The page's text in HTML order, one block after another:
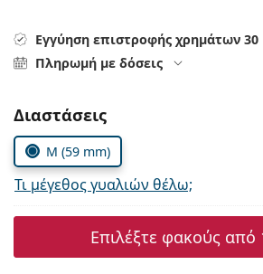
Prada
Εγγύηση επιστροφής χρημάτων
Πληρωμή με δόσεις
Συμπληρώστε τις
Διαστάσεις
M (59 mm)
Τι μέγεθος γυαλιών θέλω;
Επιλέξτε φακούς από